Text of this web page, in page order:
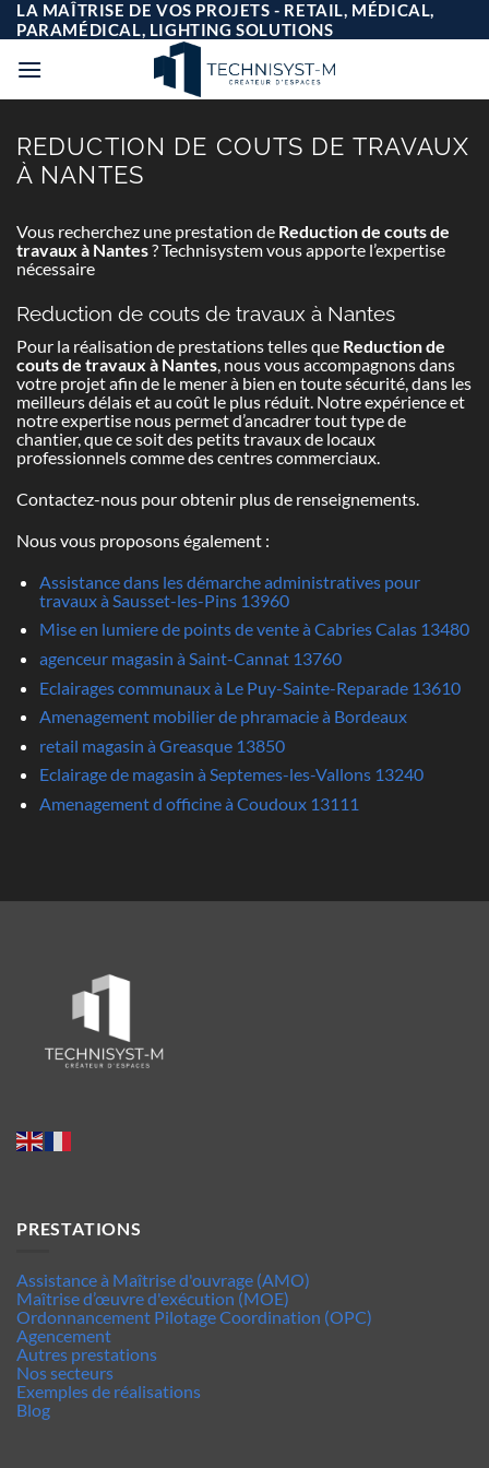
Passer
au
contenu
LA MAÎTRISE DE VOS PROJETS - RETAIL, MÉDICAL,
PARAMÉDICAL, LIGHTING SOLUTIONS
REDUCTION DE COUTS DE TRAVAUX
À NANTES
Vous recherchez une prestation de Reduction de couts de
travaux à Nantes? Technisystem vous apporte l’expertise
nécessaire
Reduction de couts de travaux à Nantes
Pour la réalisation de prestations telles que Reduction de
couts de travaux à Nantes, nous vous accompagnons dans
votre projet afin de le mener à bien en toute sécurité, dans les
meilleurs délais et au coût le plus réduit. Notre expérience et
notre expertise nous permet d’ancadrer tout type de
chantier, que ce soit des petits travaux de locaux
professionnels comme des centres commerciaux.
Contactez-nous pour obtenir plus de renseignements.
Nous vous proposons également :
Assistance dans les démarche administratives pour
travaux à Sausset-les-Pins 13960
Mise en lumiere de points de vente à Cabries Calas 13480
agenceur magasin à Saint-Cannat 13760
Eclairages communaux à Le Puy-Sainte-Reparade 13610
Amenagement mobilier de phramacie à Bordeaux
retail magasin à Greasque 13850
Eclairage de magasin à Septemes-les-Vallons 13240
Amenagement d officine à Coudoux 13111
PRESTATIONS
Assistance à Maîtrise d'ouvrage (AMO)
Maîtrise d’œuvre d'exécution (MOE)
Ordonnancement Pilotage Coordination (OPC)
Agencement
Autres prestations
Nos secteurs
Exemples de réalisations
Blog